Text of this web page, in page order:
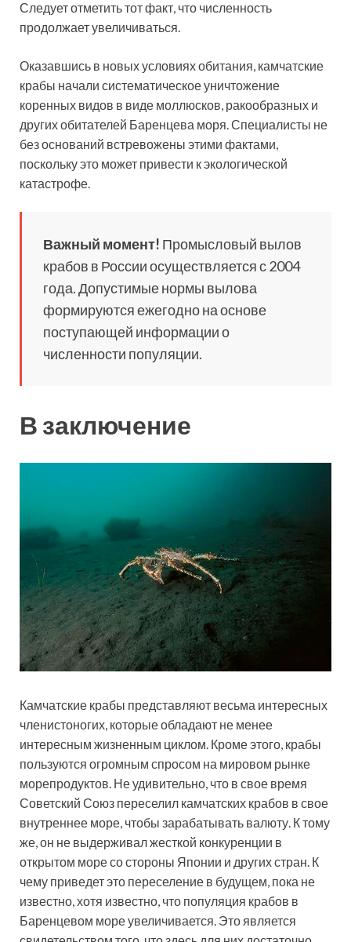
Следует отметить тот факт, что численность
продолжает увеличиваться.
Оказавшись в новых условиях обитания, камчатские
крабы начали систематическое уничтожение
коренных видов в виде моллюсков, ракообразных и
других обитателей Баренцева моря. Специалисты не
без оснований встревожены этими фактами,
поскольку это может привести к экологической
катастрофе.
Важный момент! Промысловый вылов
крабов в России осуществляется с 2004
года. Допустимые нормы вылова
формируются ежегодно на основе
поступающей информации о
численности популяции.
В заключение
Камчатские крабы представляют весьма интересных
членистоногих, которые обладают не менее
интересным жизненным циклом. Кроме этого, крабы
пользуются огромным спросом на мировом рынке
морепродуктов. Не удивительно, что в свое время
Советский Союз переселил камчатских крабов в свое
внутреннее море, чтобы зарабатывать валюту. К тому
же, он не выдерживал жесткой конкуренции в
открытом море со стороны Японии и других стран. К
чему приведет это переселение в будущем, пока не
известно, хотя известно, что популяция крабов в
Баренцевом море увеличивается. Это является